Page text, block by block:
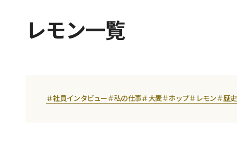
レモン一覧
＃社員インタビュー＃私の仕事＃大麦＃ホップ＃レモン＃歴史